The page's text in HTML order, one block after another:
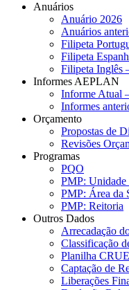
Anuários
Anuário 2026
Anuários
Filipeta
Filipeta
Filipeta Inglês
Informes AEPLAN
Informe Atual
Informes
Orçamento
Propostas de
Revisões
Programas
PQO
PMP: Unidade
PMP: Área da
PMP: Reitoria
Outros Dados
Arrecadação
Classificação
Planilha
Captação de
Liberações